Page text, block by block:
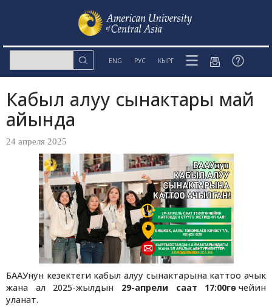
ENG РУС КЫРГ
Кабыл алуу сынактары май
айында
24 апреля 2025
БААУнун кезектеги кабыл алуу сынактарына каттоо ачык
жана ал 2025-жылдын 29-апрели саат 17:00гө чейин
уланат.